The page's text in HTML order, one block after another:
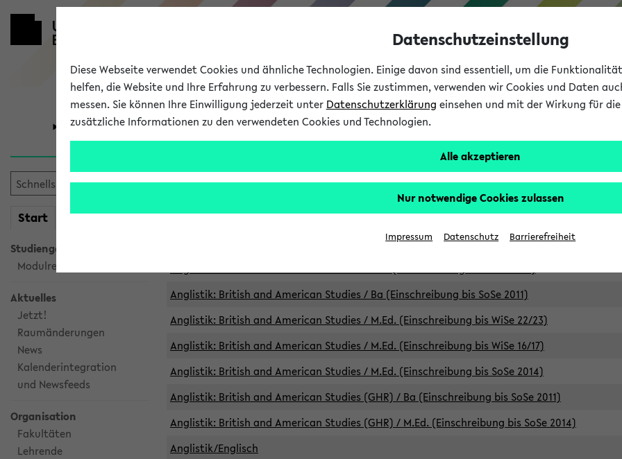
Universität Forschung Studium
Start meineKVV
Studiengangsauswahl
Modulrecherche
Aktuelles
Jetzt!
Raumänderungen
News
Kalenderintegration
und Newsfeeds
Organisation
Fakultäten
Lehrende
Archivierte Studiengänge
Anglistik: British and American Studies / B.A. (Einschreibung bis WiSe 16/17)
Anglistik: British and American Studies / B.A. (Einschreibung bis SoSe 2015)
Anglistik: British and American Studies / Ba (Einschreibung bis SoSe 2011)
Anglistik: British and American Studies / M.Ed. (Einschreibung bis WiSe 22/23)
Anglistik: British and American Studies / M.Ed. (Einschreibung bis WiSe 16/17)
Anglistik: British and American Studies / M.Ed. (Einschreibung bis SoSe 2014)
Anglistik: British and American Studies (GHR) / Ba (Einschreibung bis SoSe 2011)
Anglistik: British and American Studies (GHR) / M.Ed. (Einschreibung bis SoSe 2014)
Anglistik/Englisch
Datenschutzeinstellung
Diese Webseite verwendet Cookies und ähnliche Technologien. Einige davon sind essentiell, um die
helfen, die Website und Ihre Erfahrung zu verbessern. Falls Sie zustimmen, verwenden wir Cookies und Daten
messen. Sie können Ihre Einwilligung jederzeit unter Datenschutzerklärung einsehen und mit der Wirkung für
zusätzliche Informationen zu den verwendeten Cookies und Technologien.
Alle akzeptieren
Nur notwendige Cookies zulassen
Impressum Datenschutz Barrierefreiheit